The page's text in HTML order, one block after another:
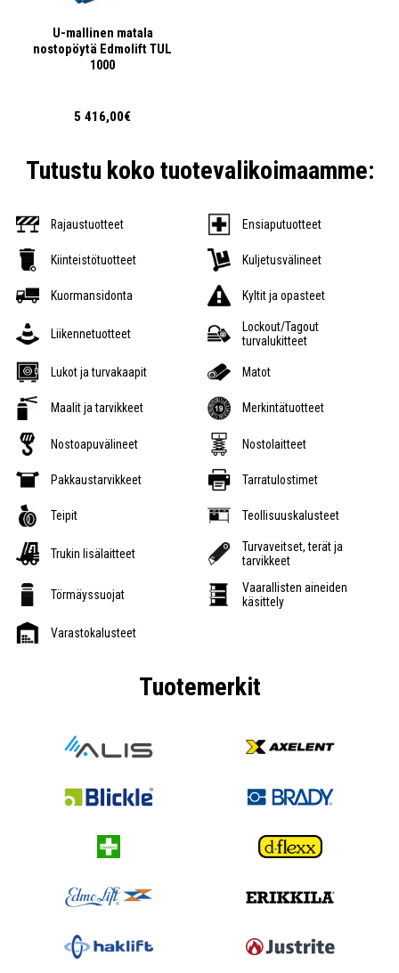
U-mallinen matala
nostopöytä Edmolift TUL
1000
5 416,00€
Tutustu koko tuotevalikoimaamme:
Rajaustuotteet Ensiaputuotteet
Kiinteistötuotteet Kuljetusvälineet
Kuormansidonta Kyltit ja opasteet
Liikennetuotteet
Lockout/Tagout
turvalukitteet
Lukot ja turvakaapit Matot
Maalit ja tarvikkeet Merkintätuotteet
Nostoapuvälineet Nostolaitteet
Pakkaustarvikkeet Tarratulostimet
Teipit Teollisuuskalusteet
Trukin lisälaitteet
Turvaveitset, terät ja
tarvikkeet
Törmäyssuojat
Vaarallisten aineiden
käsittely
Varastokalusteet
Tuotemerkit